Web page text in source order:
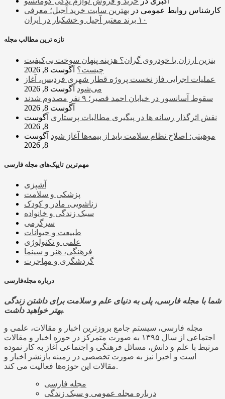
کارشناس روابط عمومی در بهترین سایت خرید آجیل؛ معرفی
۱۰ برند معتبر آجیل و خشکبار در ایران
تازه ترین مطالب مجله
بنزین ارزان یا خودروی گران؟ هزینه پنهان سوخت بی‌کیفیت
چیست؟ آگوست 8, 2026
عملیات اجرایی فاز نخست پروژه قطار شهری فردیس، آغاز
می‌شود آگوست 8, 2026
سقوط آسانسور در خیابان احمد قصیر؛ ۹ نفر مصدوم شدند
آگوست 8, 2026
نقش اثرگذار رسانه ها در پیگیری مطالبات پرستاری آگوست
8, 2026
موهبتی: اصلاح نظام سلامت باید از بیمه‌ها آغاز شود آگوست
8, 2026
مهم‌ترین تایپک‌های مجله فارسی
آشپزی
پزشکی و سلامت
زناشویی، مادر و کودک
سبک زندگی و خانواده
سرگرمی
طبیعت و حیوانات
علمی و تکنولوژی
فرهنگی، هنر و سینما
گردشگری و مهاجرت
درباره مجله‌فارسی
شما با مجله فارسی، پلی به دنیای علم و سلامت برای داشتن زندگی
بهتر خواهید داشت.
مجله فارسی، سیستم جامع بروزترین اخبار و مقالات، علمی و
اجتماعی از سال ۱۳۹۵ به صورت متمرکز در حوزه اخبار و مقالات
مرتبط با علم و دانش، مسائل فرهنگی و اجتماعی آغاز به کار نموده
است و اخیرا نیز به صورت تخصصی در زمینه بازنشر اخبار و
مقالات این حوزه‌ها فعالیت می کند.
مجله فارسی
درباره مجله عمومی و سبک زندگی